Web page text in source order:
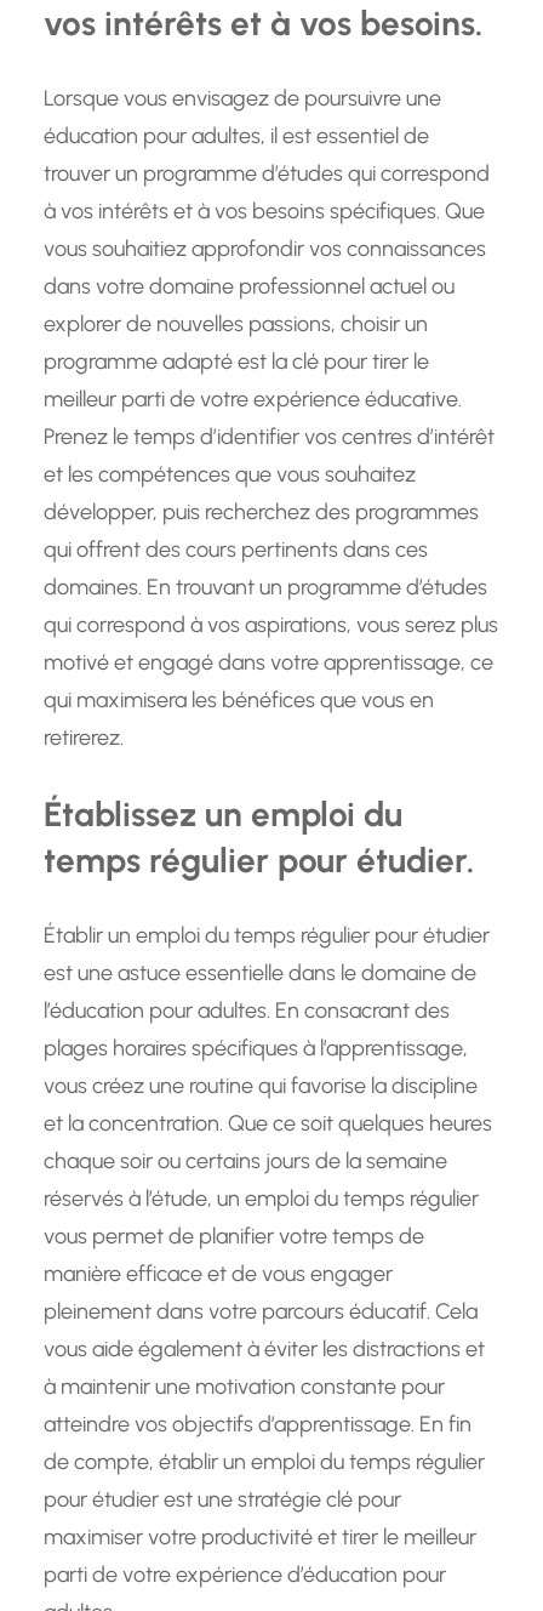
vos intérêts et à vos besoins.
Lorsque vous envisagez de poursuivre une
éducation pour adultes, il est essentiel de
trouver un programme d’études qui correspond
à vos intérêts et à vos besoins spécifiques. Que
vous souhaitiez approfondir vos connaissances
dans votre domaine professionnel actuel ou
explorer de nouvelles passions, choisir un
programme adapté est la clé pour tirer le
meilleur parti de votre expérience éducative.
Prenez le temps d’identifier vos centres d’intérêt
et les compétences que vous souhaitez
développer, puis recherchez des programmes
qui offrent des cours pertinents dans ces
domaines. En trouvant un programme d’études
qui correspond à vos aspirations, vous serez plus
motivé et engagé dans votre apprentissage, ce
qui maximisera les bénéfices que vous en
retirerez.
Établissez un emploi du
temps régulier pour étudier.
Établir un emploi du temps régulier pour étudier
est une astuce essentielle dans le domaine de
l’éducation pour adultes. En consacrant des
plages horaires spécifiques à l’apprentissage,
vous créez une routine qui favorise la discipline
et la concentration. Que ce soit quelques heures
chaque soir ou certains jours de la semaine
réservés à l’étude, un emploi du temps régulier
vous permet de planifier votre temps de
manière efficace et de vous engager
pleinement dans votre parcours éducatif. Cela
vous aide également à éviter les distractions et
à maintenir une motivation constante pour
atteindre vos objectifs d’apprentissage. En fin
de compte, établir un emploi du temps régulier
pour étudier est une stratégie clé pour
maximiser votre productivité et tirer le meilleur
parti de votre expérience d’éducation pour